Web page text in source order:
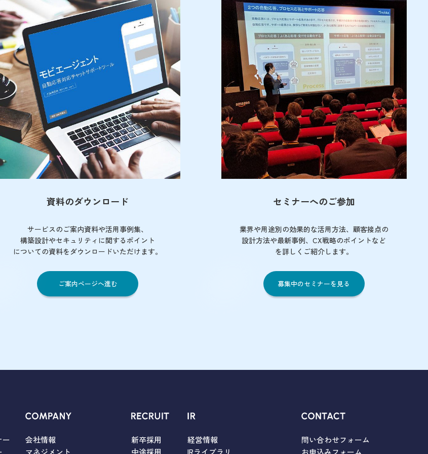
資料のダウンロード
サービスのご案内資料や活用事例集、
構築設計やセキュリティに関するポイント
についての資料をダウンロードいただけます。
ご案内ページへ進む
セミナーへのご参加
業界や用途別の効果的な活用方法、顧客接点の
設計方法や最新事例、CX戦略のポイントなど
を詳しくご紹介します。
募集中のセミナーを見る
ー
会社情報
マネジメント
新卒採用
中途採用
経営情報
IRライブラリ
問い合わせフォーム
お申込みフォーム